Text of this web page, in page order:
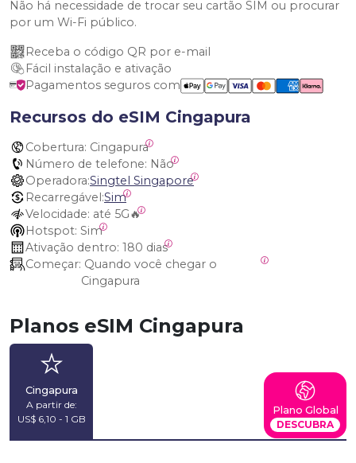
Não há necessidade de trocar seu cartão SIM ou procurar
por um Wi-Fi público.
Receba o código QR por e-mail
Fácil instalação e ativação
Pagamentos seguros com
Recursos do eSIM Cingapura
Cobertura: Cingapura
Número de telefone: Não
Operadora:Singtel Singapore
Recarregável:Sim
Velocidade: até 5G🔥
Hotspot: Sim
Ativação dentro: 180 dias
Começar:
Cingapura
Planos eSIM Cingapura
Cingapura
A partir de:
US$ 6,10 - 1 GB
Plano Global
DESCUBRA